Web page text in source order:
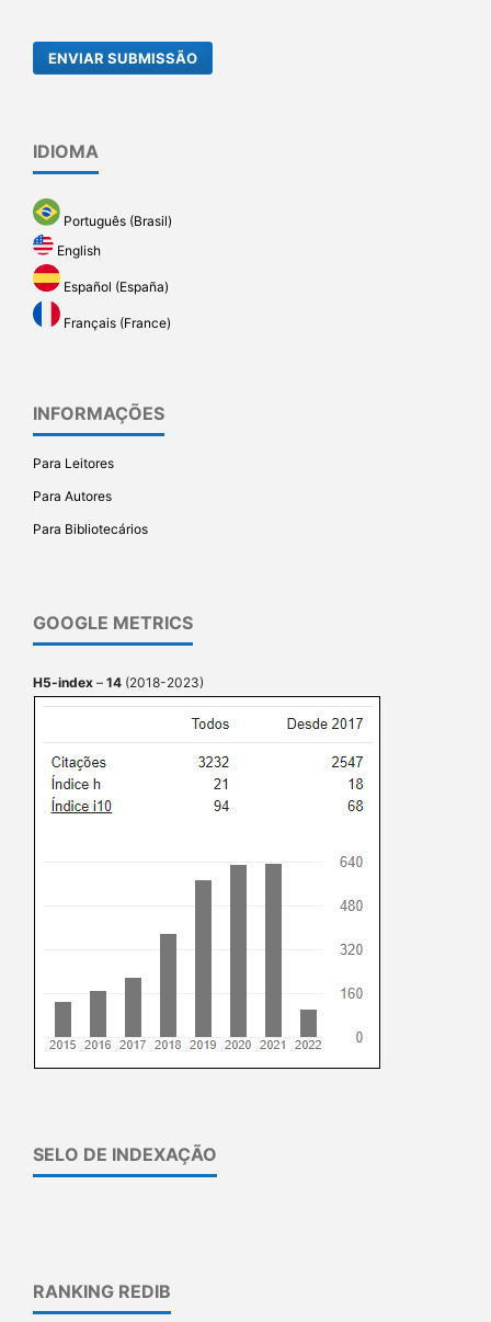
ENVIAR SUBMISSÃO
IDIOMA
Português (Brasil)
English
Español (España)
Français (France)
INFORMAÇÕES
Para Leitores
Para Autores
Para Bibliotecários
GOOGLE METRICS
H5-index – 14 (2018-2023)
SELO DE INDEXAÇÃO
RANKING REDIB